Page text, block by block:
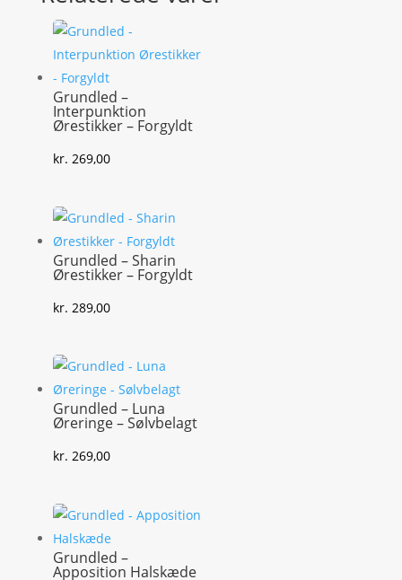
Grundled –
Interpunktion
Ørestikker – Forgyldt
kr. 269,00
Grundled – Sharin
Ørestikker – Forgyldt
kr. 289,00
Grundled – Luna
Øreringe – Sølvbelagt
kr. 269,00
Grundled –
Apposition Halskæde